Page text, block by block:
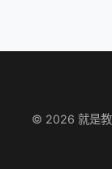
© 2026 就是教